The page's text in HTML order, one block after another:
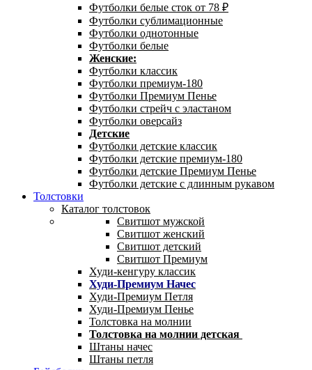
Футболки белые сток от 78 ₽
Футболки сублимационные
Футболки однотонные
Футболки белые
Женские:
Футболки классик
Футболки премиум-180
Футболки Премиум Пенье
Футболки стрейч с эластаном
Футболки оверсайз
Детские
Футболки детские классик
Футболки детские премиум-180
Футболки детские Премиум Пенье
Футболки детские с длинным рукавом
Толстовки
Каталог толстовок
Свитшот мужской
Свитшот женский
Свитшот детский
Свитшот Премиум
Худи-кенгуру классик
Худи-Премиум Начес
Худи-Премиум Петля
Худи-Премиум Пенье
Толстовка на молнии
Толстовка на молнии детская
Штаны начес
Штаны петля